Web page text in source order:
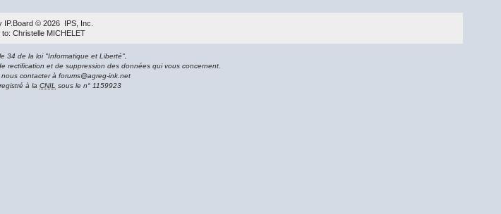
IP.Board © 2026 IPS, Inc
to: Christelle MICHELET
34 de la loi "Informatique et Liberté",
rectification et de suppression des données qui vous concernent.
contacter à forums@agreg-ink.net
à la CNIL sous le n° 1159923